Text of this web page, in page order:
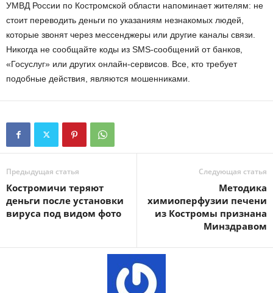
УМВД России по Костромской области напоминает жителям: не
стоит переводить деньги по указаниям незнакомых людей,
которые звонят через мессенджеры или другие каналы связи.
Никогда не сообщайте коды из SMS-сообщений от банков,
«Госуслуг» или других онлайн-сервисов. Все, кто требует
подобные действия, являются мошенниками.
Предыдущая статья
Костромичи теряют
деньги после установки
вируса под видом фото
Следующая статья
Методика
химиоперфузии печени
из Костромы признана
Минздравом